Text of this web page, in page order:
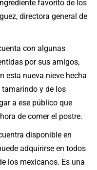
favorito de los
directora general de
con algunas
por sus amigos,
esta nueva nieve hecha
y de los
a ese público que
de comer el postre.
disponible en
adquirirse en todos
los mexicanos. Es una